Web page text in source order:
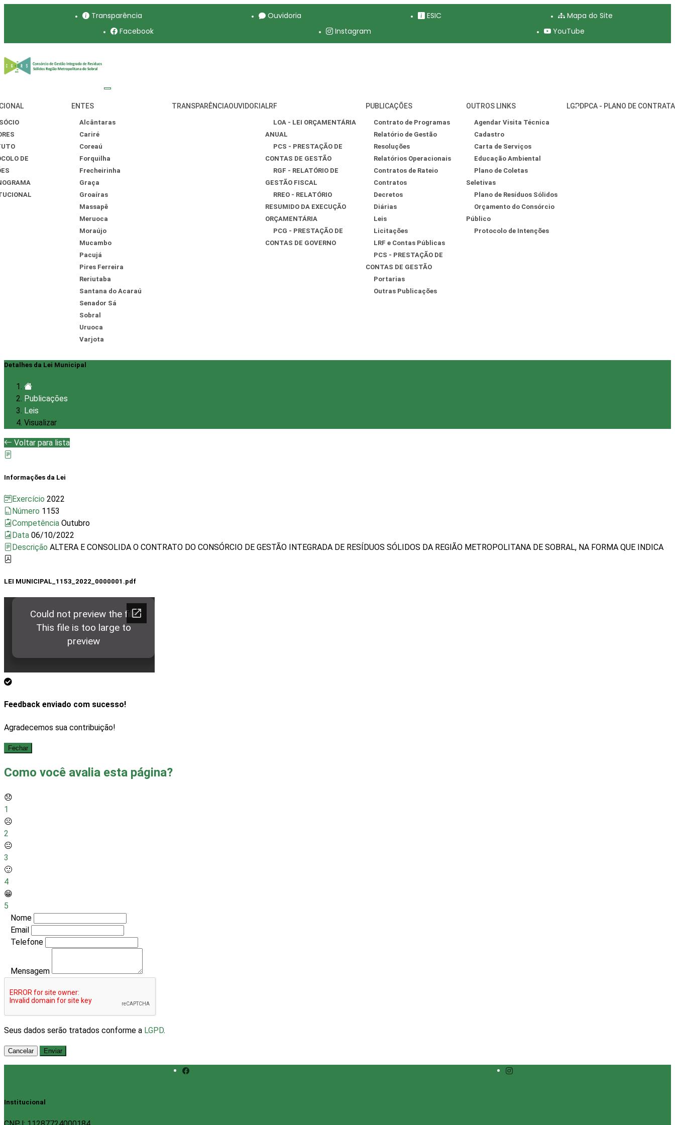
Transparência Ouvidoria ESIC
Mapa do Site
Facebook
Instagram YouTube
DE
ENTES
Alcântaras
Cariré
Coreaú
Forquilha
Frecheirinha
Graça
Groaíras
Massapê
Meruoca
Moraújo
Mucambo
Pacujá
Pires Ferreira
Reriutaba
Santana do Acaraú
Senador Sá
Sobral
Uruoca
Varjota
TRANSPARÊNCIAOUVIDORIALRF
LOA - LEI ORÇAMENTÁRIA
ANUAL
PCS - PRESTAÇÃO DE
CONTAS DE GESTÃO
RGF - RELATÓRIO DE
GESTÃO FISCAL
RREO - RELATÓRIO
RESUMIDO DA EXECUÇÃO
ORÇAMENTÁRIA
PCG - PRESTAÇÃO DE
CONTAS DE GOVERNO
PUBLICAÇÕES
Contrato de Programas
Relatório de Gestão
Resoluções
Relatórios Operacionais
Contratos de Rateio
Contratos
Decretos
Diárias
Leis
Licitações
LRF e Contas Públicas
PCS - PRESTAÇÃO DE
CONTAS DE GESTÃO
Portarias
Outras Publicações
OUTROS LINKS
Agendar Visita Técnica
Cadastro
Carta de Serviços
Educação Ambiental
Plano de Coletas
Seletivas
Plano de Resíduos Sólidos
Orçamento do Consórcio
Público
Protocolo de Intenções
LGPDPCA - PLANO DE
Detalhes da Lei Municipal
Publicações
Leis
Visualizar
Voltar para lista
Informações da Lei
Exercício 2022
Número 1153
Competência Outubro
Data 06/10/2022
Descrição ALTERA E CONSOLIDA O CONTRATO DO CONSÓRCIO DE GESTÃO INTEGRADA DE RESÍDUOS SÓLIDOS DA REGIÃO METROPOLITANA DE SOBRAL, NA FORMA QUE INDICA
LEI MUNICIPAL_1153_2022_0000001.pdf
Feedback enviado com sucesso!
Agradecemos sua contribuição!
Fechar
Como você avalia esta página?
😞
1
☹️
2
😐
3
🙂
4
😁
5
Nome
Email
Telefone
Mensagem
Seus dados serão tratados conforme a LGPD.
Cancelar Enviar
Institucional